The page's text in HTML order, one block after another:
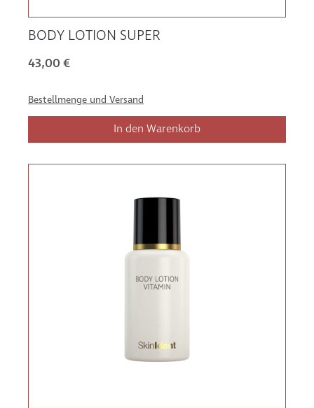
BODY LOTION SUPER
43,00 €
Bestellmenge und Versand
In den Warenkorb